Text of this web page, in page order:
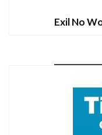
Exil No